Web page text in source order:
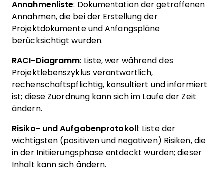
Annahmenliste: Dokumentation der getroffenen
Annahmen, die bei der Erstellung der
Projektdokumente und Anfangspläne
berücksichtigt wurden.
RACI-Diagramm: Liste, wer während des
Projektlebenszyklus verantwortlich,
rechenschaftspflichtig, konsultiert und informiert
ist; diese Zuordnung kann sich im Laufe der Zeit
ändern.
Risiko- und Aufgabenprotokoll : Liste der
wichtigsten (positiven und negativen) Risiken, die
in der Initiierungsphase entdeckt wurden; dieser
Inhalt kann sich ändern.